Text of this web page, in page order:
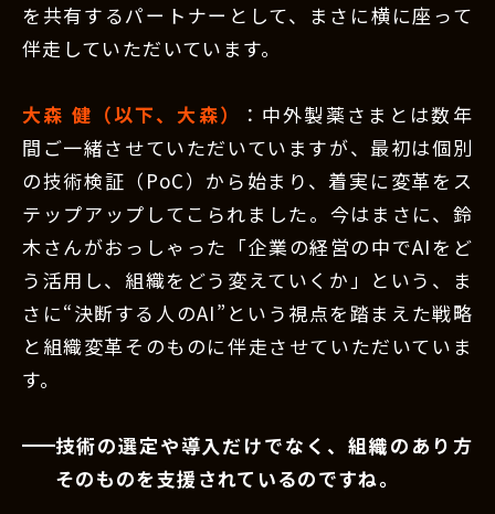
を共有するパートナーとして、まさに横に座って
伴走していただいています。
大森 健（以下、大森）
：中外製薬さまとは数年
間ご一緒させていただいていますが、最初は個別
の技術検証（PoC）から始まり、着実に変革をス
テップアップしてこられました。今はまさに、鈴
木さんがおっしゃった「企業の経営の中でAIをど
う活用し、組織をどう変えていくか」という、ま
さに“決断する人のAI”という視点を踏まえた戦略
と組織変革そのものに伴走させていただいていま
す。
技術の選定や導入だけでなく、組織のあり方
そのものを支援されているのですね。